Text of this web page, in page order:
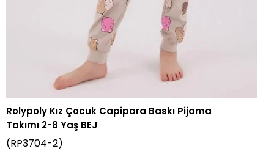
Rolypoly Kız Çocuk Capipara Baskı Pijama
Takımı 2-8 Yaş BEJ
(RP3704-2)